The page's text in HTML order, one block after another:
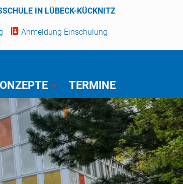
IN LÜBECK-KÜCKNITZ
Anmeldung Einschulung
TERMINE